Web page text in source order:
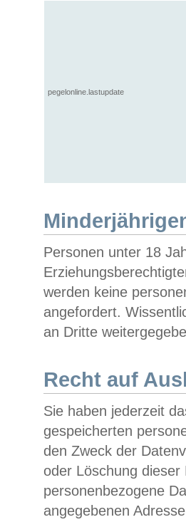
pegelonline.lastupdate
Personen unter 18
werden keine
angefordert.
an Dritte
Recht auf
Sie haben jederzeit
gespeicherten
den Zweck der
oder Löschung
personenbezogene
angegebenen